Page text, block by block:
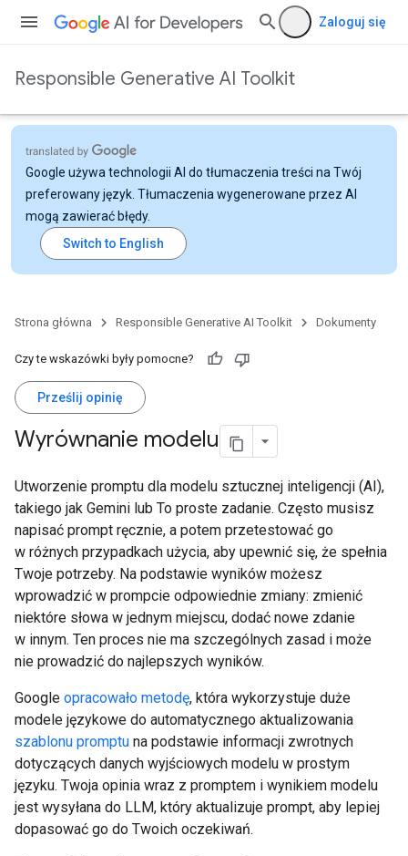
Zaloguj się
Responsible Generative AI Toolkit
Google używa technologii AI do tłumaczenia treści na Twój
preferowany język. Tłumaczenia wygenerowane przez AI
mogą zawierać błędy.
Strona główna Responsible Generative AI Toolkit Dokumenty
Czy te wskazówki były pomocne?
Prześlij opinię
Wyrównanie modelu
Utworzenie promptu dla modelu sztucznej inteligencji (AI),
takiego jak Gemini lub To proste zadanie. Często musisz
napisać prompt ręcznie, a potem przetestować go
w różnych przypadkach użycia, aby upewnić się, że spełnia
Twoje potrzeby. Na podstawie wyników możesz
wprowadzić w prompcie odpowiednie zmiany: zmienić
niektóre słowa w jednym miejscu, dodać nowe zdanie
w innym. Ten proces nie ma szczególnych zasad i może
nie prowadzić do najlepszych wyników.
Google opracowało metodę, która wykorzystuje duże
modele językowe do automatycznego aktualizowania
szablonu promptu na podstawie informacji zwrotnych
dotyczących danych wyjściowych modelu w prostym
języku. Twoja opinia wraz z promptem i wynikiem modelu
jest wysyłana do LLM, który aktualizuje prompt, aby lepiej
dopasować go do Twoich oczekiwań.